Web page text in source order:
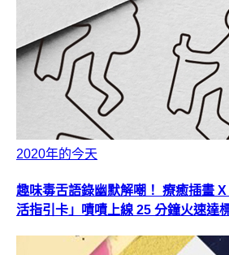
2020年的今天
趣味毒舌語錄幽默解嘲！ 療癒插畫
活指引卡」嘖嘖上線 25 分鐘火速達